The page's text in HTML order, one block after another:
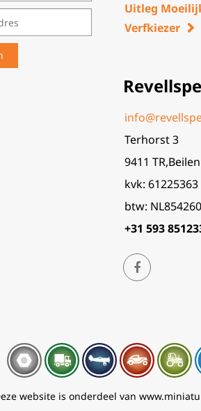
Uitleg
Verfkiezer
Terhorst 3
9411 TR,Beilen
kvk: 61225363
btw:
+31 593
website is onderdeel van